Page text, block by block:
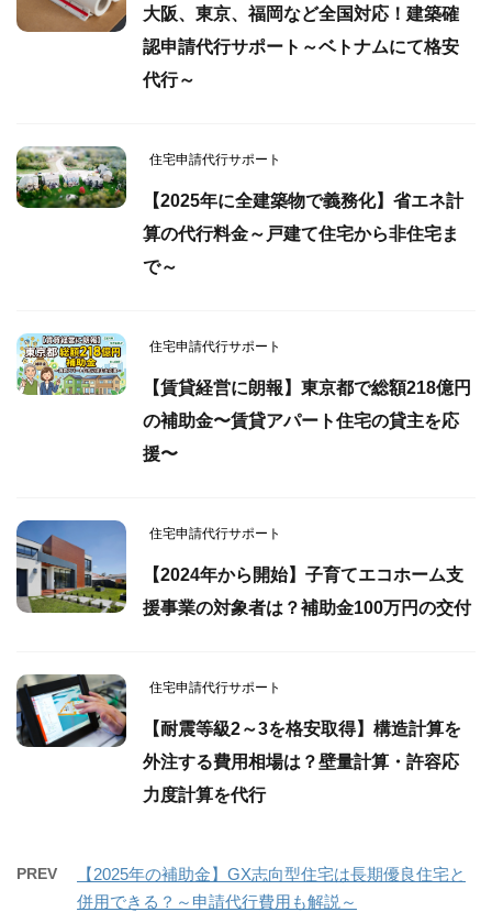
大阪、東京、福岡など全国対応！建築確
認申請代行サポート～ベトナムにて格安
代行～
住宅申請代行サポート
【2025年に全建築物で義務化】省エネ計
算の代行料金～戸建て住宅から非住宅ま
で～
住宅申請代行サポート
【賃貸経営に朗報】東京都で総額218億円
の補助金〜賃貸アパート住宅の貸主を応
援〜
住宅申請代行サポート
【2024年から開始】子育てエコホーム支
援事業の対象者は？補助金100万円の交付
住宅申請代行サポート
【耐震等級2～3を格安取得】構造計算を
外注する費用相場は？壁量計算・許容応
力度計算を代行
PREV
【2025年の補助金】GX志向型住宅は長期優良住宅と
併用できる？～申請代行費用も解説～